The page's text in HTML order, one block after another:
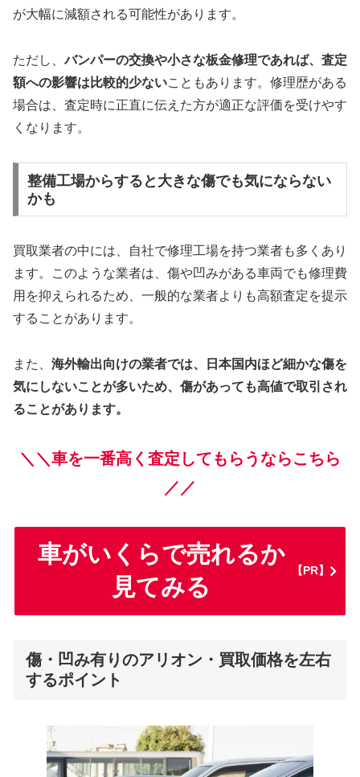
が大幅に減額される可能性があります。
ただし、バンパーの交換や小さな板金修理であれば、査定
額への影響は比較的少ないこともあります。修理歴がある
場合は、査定時に正直に伝えた方が適正な評価を受けやす
くなります。
整備工場からすると大きな傷でも気にならない
かも
買取業者の中には、自社で修理工場を持つ業者も多くあり
ます。このような業者は、傷や凹みがある車両でも修理費
用を抑えられるため、一般的な業者よりも高額査定を提示
することがあります。
また、 海外輸出向けの業者では、日本国内ほど細かな傷を
気にしないことが多いため、傷があっても高値で取引され
ることがあります。
＼＼車を一番高く査定してもらうならこちら
／／
車がいくらで売れるか
見てみる
【PR】
傷・凹み有りのアリオン・買取価格を左右
するポイント